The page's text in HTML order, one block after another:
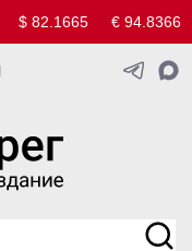
$ 82.1665 € 94.8366